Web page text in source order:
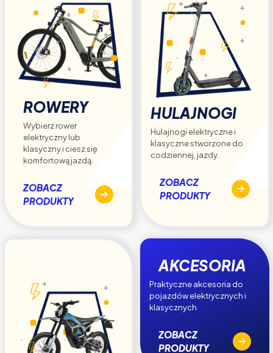
ROWERY
Wybierz rower
elektryczny lub
klasyczny i ciesz się
komfortową jazdą.
ZOBACZ
PRODUKTY
HULAJNOGI
Hulajnogi elektryczne i
klasyczne stworzone do
codziennej, jazdy.
ZOBACZ
PRODUKTY
AKCESORIA
Praktyczne akcesoria do
pojazdów elektrycznych i
klasycznych
ZOBACZ
PRODUKTY